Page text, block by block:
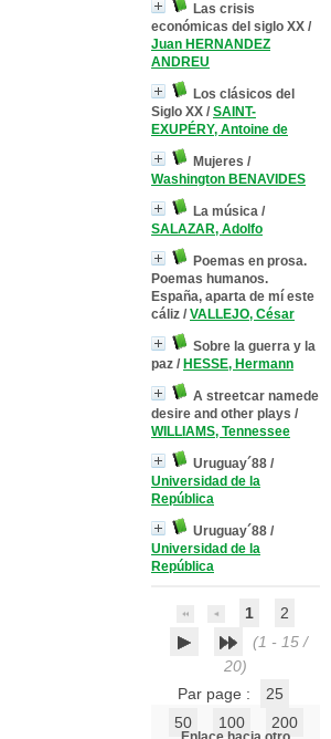
Las crisis
económicas del siglo XX /
Juan HERNANDEZ
ANDREU
Los clásicos del
Siglo XX / SAINT-
EXUPÉRY, Antoine de
Mujeres /
Washington BENAVIDES
La música /
SALAZAR, Adolfo
Poemas en prosa.
Poemas humanos.
España, aparta de mí este
cáliz / VALLEJO, César
Sobre la guerra y la
paz / HESSE, Hermann
A streetcar namede
desire and other plays /
WILLIAMS, Tennessee
Uruguay´88 /
Universidad de la
República
Uruguay´88 /
Universidad de la
República
1
2
(1 - 15 /
20)
Par page :
25
50
100 200